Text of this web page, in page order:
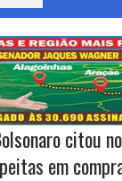
citou
em